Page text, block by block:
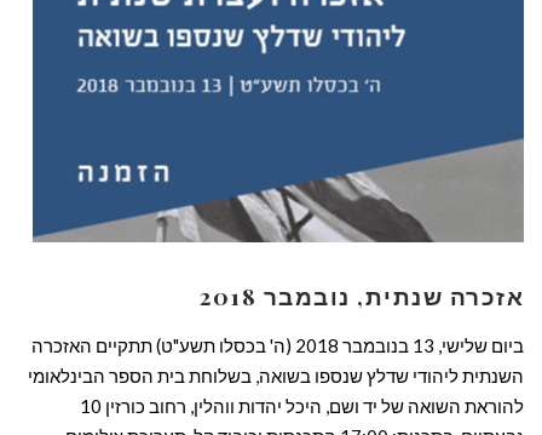
אזכרה שנתית, נובמבר 2018
ביום שלישי, 13 בנובמבר 2018 (ה' בכסלו תשע"ט) תתקיים האזכרה
השנתית ליהודי שדלץ שנספו בשואה, בשלוחת בית הספר הבינלאומי
להוראת השואה של יד ושם, היכל יהדות ווהלין, רחוב כורזין 10